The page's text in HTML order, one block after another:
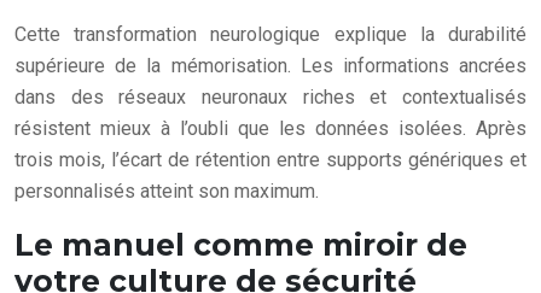
Cette transformation neurologique explique la durabilité
supérieure de la mémorisation. Les informations ancrées
dans des réseaux neuronaux riches et contextualisés
résistent mieux à l’oubli que les données isolées. Après
trois mois, l’écart de rétention entre supports génériques et
personnalisés atteint son maximum.
Le manuel comme miroir de
votre culture de sécurité